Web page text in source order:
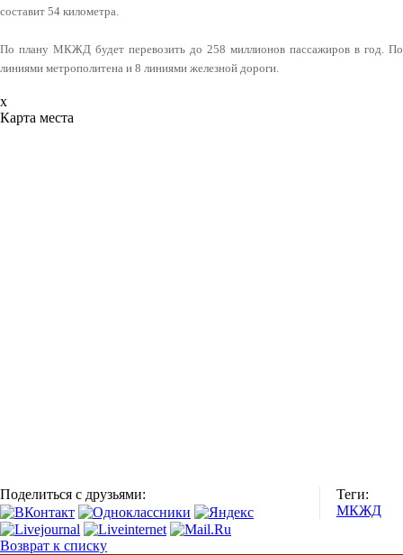
составит 54 километра.
По плану МКЖД будет перевозить до 258 миллионов пассажиров в год.
линиями метрополитена и 8 линиями железной дороги.
x
Карта места
Поделиться с друзьями:
Теги:
МКЖД
Возврат к списку